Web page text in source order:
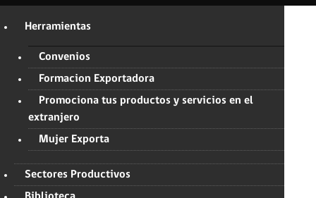
Herramientas
Convenios
Formacion Exportadora
Promociona tus productos y servicios en el
extranjero
Mujer Exporta
Sectores Productivos